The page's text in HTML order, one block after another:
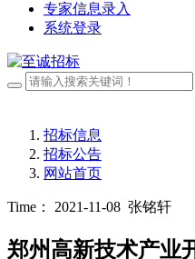
专家信息录入
系统登录
招标信息
招标公告
网站首页
Time： 2021-11-08 张铭轩
郑州高新技术产业